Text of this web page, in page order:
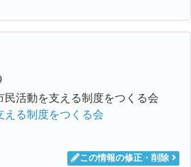
民活動を支える制度をつくる会
える制度をつくる会
この情報の修正・削除